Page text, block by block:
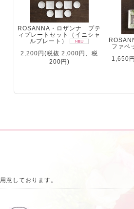
ROSANNA・ロザンナ プテ
ィプレートセット（イニシャ
ルプレート）
2,200円(税抜 2,000円、税
200円)
ファベ
1,650
意しております。